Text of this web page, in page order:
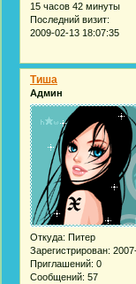
15 часов 42 минуты
Последний визит:
2009-02-13 18:07:35
Тиша
Админ
Откуда: Питер
Зарегистрирован:
Приглашений: 0
Сообщений: 57